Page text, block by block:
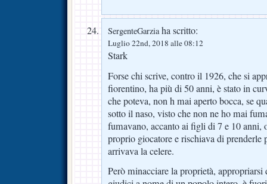
SergenteGarziaha scritto:
Luglio 22nd, 2018 alle 08:12
Stark
Forse chi scrive, contro il 1926, che si
fiorentino, ha più di 50 anni, è stato in
che poteva, non h mai aperto bocca, se
sotto il naso, visto che non ne ho mai
fumavano, accanto ai figli di 7 e 10 anni,
proprio giocatore e rischiava di
arrivava la celere.
Però minacciare la proprietà, appropriarsi